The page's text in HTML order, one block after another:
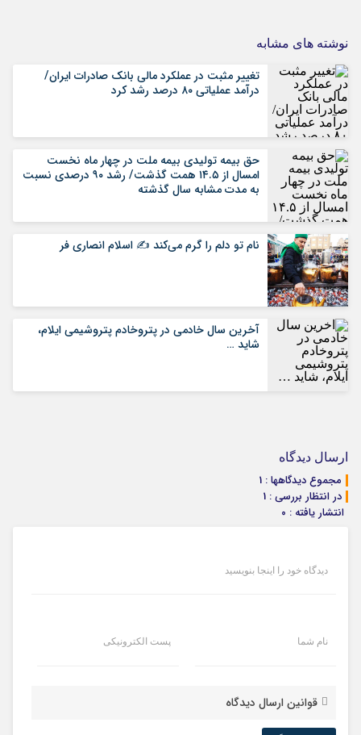
نوشته های مشابه
تغییر مثبت در عملکرد مالی بانک صادرات ایران/
درآمد عملیاتی ۸۰ درصد رشد کرد
حق بیمه تولیدی بیمه ملت در چهار ماه نخست
امسال از ۱۴.۵ همت گذشت/ رشد ۹۰ درصدی نسبت
به مدت مشابه سال گذشته
نام تو دلم را گرم می‌کند ✍️ اسلام انصاری فر
آخرین سال خادمی در پتروخادم پتروشیمی ایلام،
شاید …
ارسال دیدگاه
مجموع دیدگاهها : 1
در انتظار بررسی : 1
انتشار یافته : ۰
دیدگاه خود را اینجا بنویسید
نام شما پست الکترونیکی
قوانین ارسال دیدگاه